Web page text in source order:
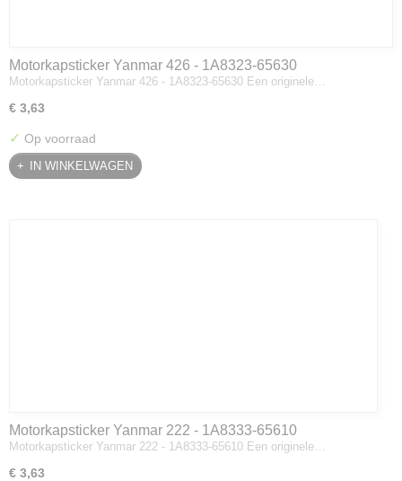
Motorkapsticker Yanmar 426 - 1A8323-65630
Motorkapsticker Yanmar 426 - 1A8323-65630 Een originele…
€ 3,63
✓ Op voorraad
IN WINKELWAGEN
Motorkapsticker Yanmar 222 - 1A8333-65610
Motorkapsticker Yanmar 222 - 1A8333-65610 Een originele…
€ 3,63